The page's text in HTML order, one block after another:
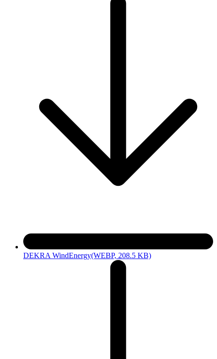
DEKRA WindEnergy(WEBP, 208.5 KB)